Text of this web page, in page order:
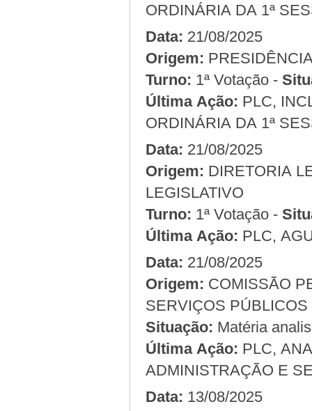
ORDINÁRIA DA 1ª
Data: 21/08/2025
Origem:
Turno:
1ª Votação -
Última Ação: PLC,
ORDINÁRIA DA 1ª
Data: 21/08/2025
Origem:
LEGISLATIVO
Turno:
1ª Votação -
Última Ação: PLC,
Data: 21/08/2025
Origem:
Situação: Matéria
Última Ação: PLC,
ADMINISTRAÇÃO E
Data: 13/08/2025